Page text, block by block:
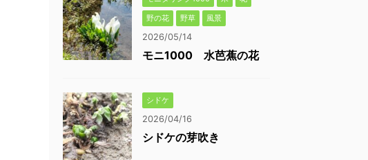
野の花
野草 風景
2026/05/14
モニ1000 水芭蕉の花
シドケ
2026/04/16
シドケの芽吹き